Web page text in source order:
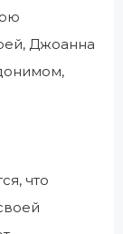
Джоанна
что